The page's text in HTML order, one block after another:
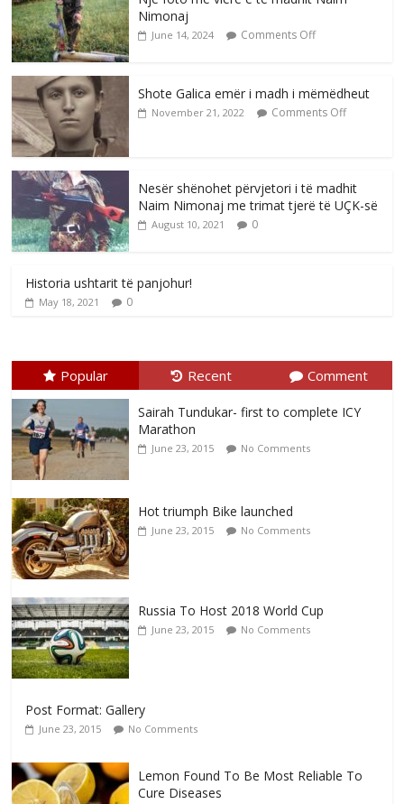
Nimonaj
June 14, 2024 Comments Off
Shote Galica emër i madh i mëmëdheut
November 21, 2022 Comments Off
Nesër shënohet përvjetori i të madhit
Naim Nimonaj me trimat tjerë të UÇK-së
August 10, 2021 0
Historia ushtarit të panjohur!
May 18, 2021 0
Popular Recent Comment
Sairah Tundukar- first to complete ICY
Marathon
June 23, 2015 No Comments
Hot triumph Bike launched
June 23, 2015 No Comments
Russia To Host 2018 World Cup
June 23, 2015 No Comments
Post Format: Gallery
June 23, 2015 No Comments
Lemon Found To Be Most Reliable To
Cure Diseases